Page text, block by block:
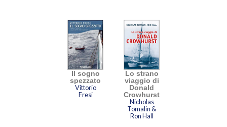
Il sogno
spezzato
Vittorio
Fresi
Lo strano
viaggio di
Donald
Crowhurst
Nicholas
Tomalin &
Ron Hall